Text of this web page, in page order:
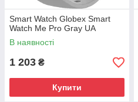
Smart Watch Globex Smart
Watch Me Pro Gray UA
В наявності
1 203 ₴
Купити